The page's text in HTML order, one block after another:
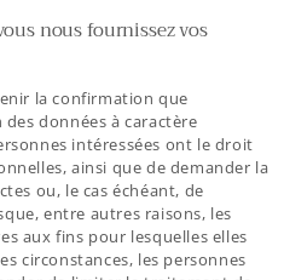
nous fournissez vos
la confirmation que
données à caractère
intéressées ont le droit
ainsi que de demander la
ou, le cas échéant, de
entre autres raisons, les
aux fins pour lesquelles elles
circonstances, les personnes